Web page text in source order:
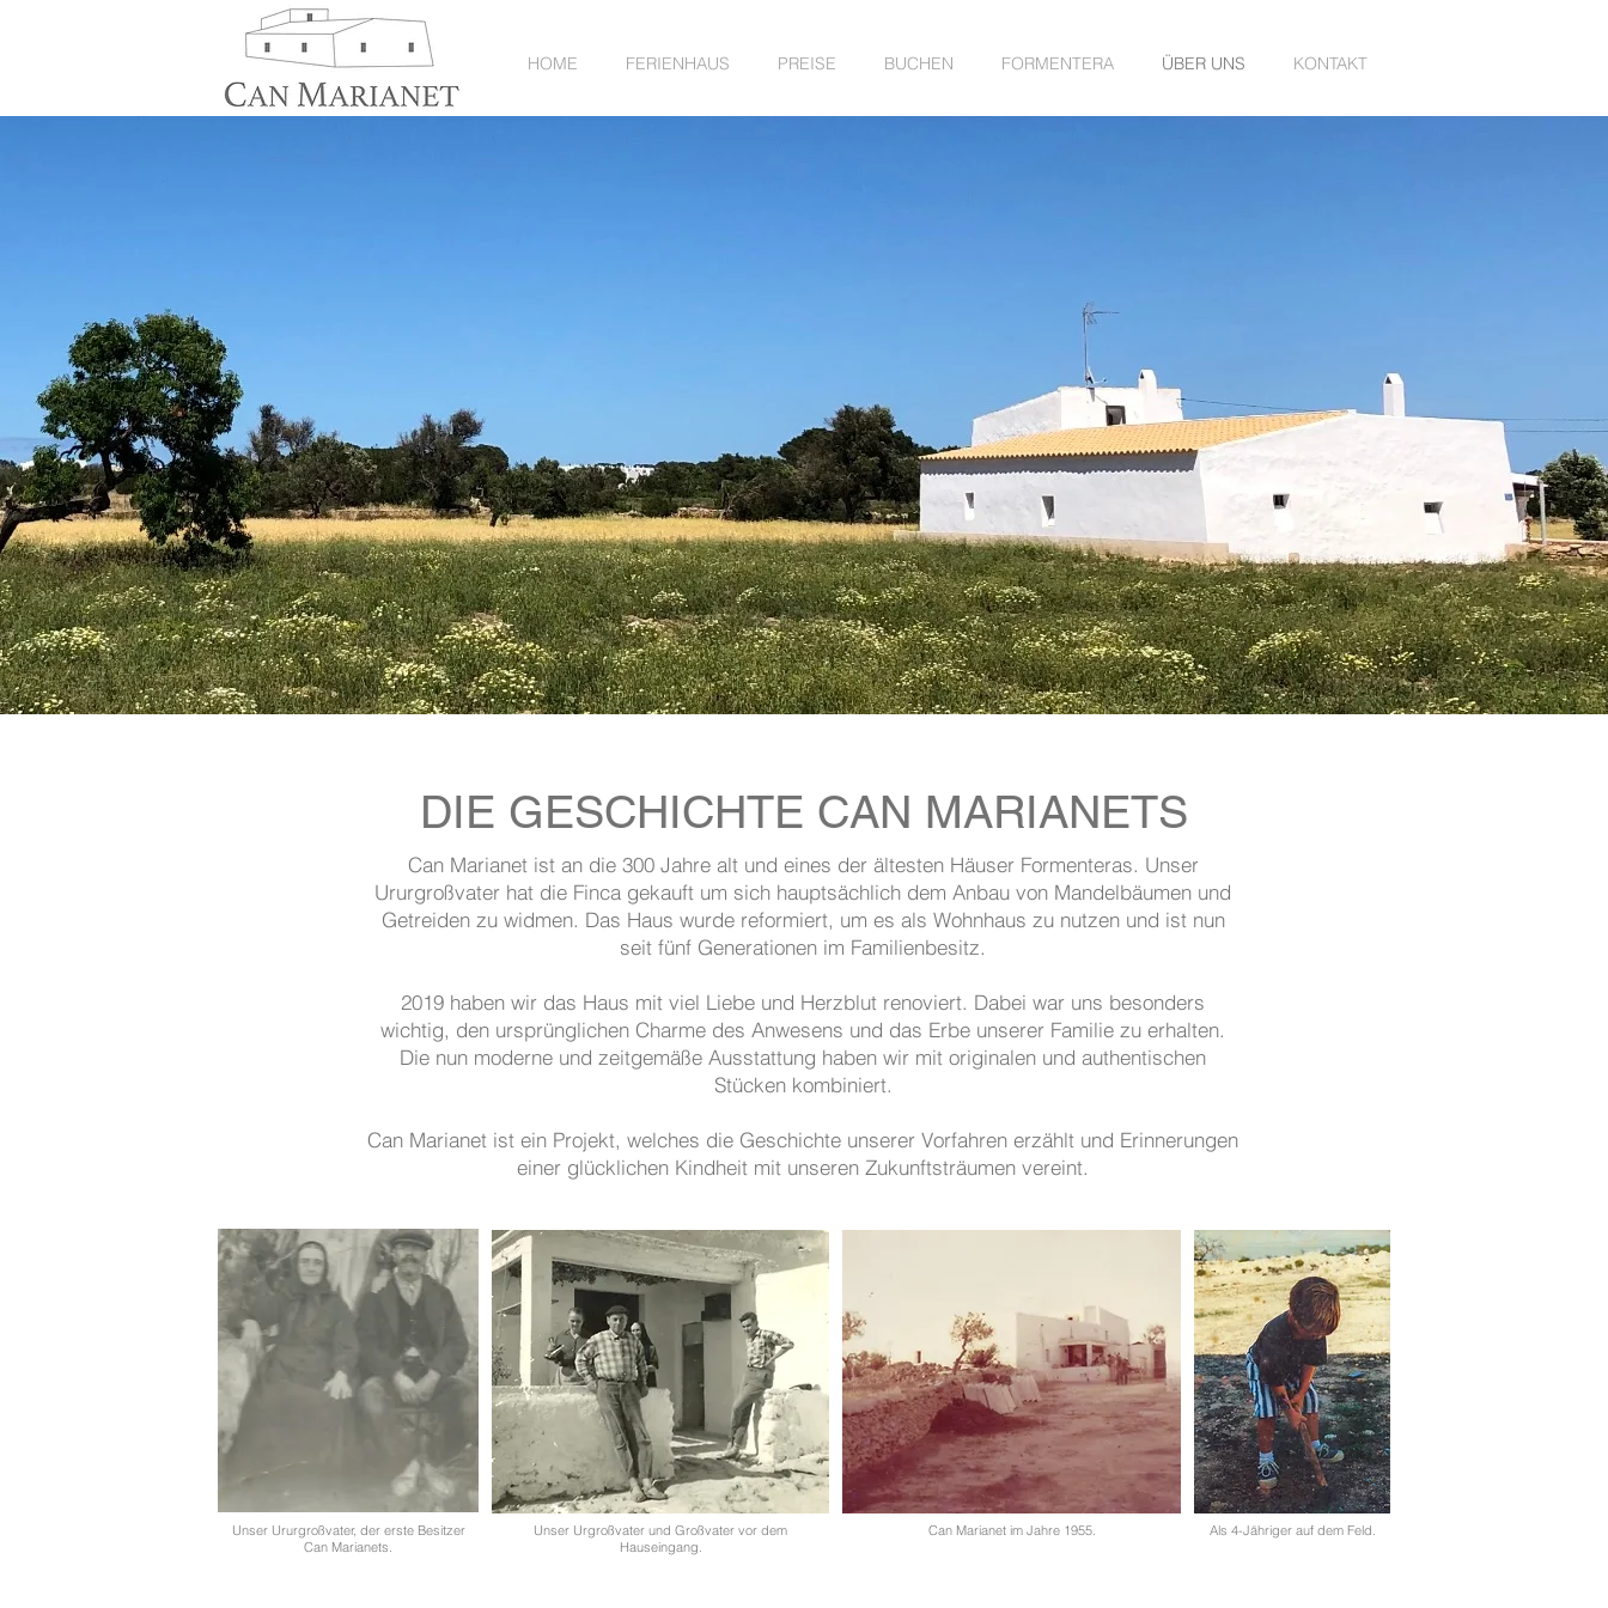
HOME FERIENHAUS PREISE BUCHEN FORMENTERA ÜBER UNS KONTAKT
DIE GESCHICHTE CAN MARIANETS
Can Marianet ist an die 300 Jahre alt und eines der ältesten Häuser Formenteras. Unser
Ururgroßvater hat die Finca gekauft um sich hauptsächlich dem Anbau von Mandelbäumen und
Getreiden zu widmen. Das Haus wurde reformiert, um es als Wohnhaus zu nutzen und ist nun
seit fünf Generationen im Familienbesitz.
2019 haben wir das Haus mit viel Liebe und Herzblut renoviert. Dabei war uns besonders
wichtig, den ursprünglichen Charme des Anwesens und das Erbe unserer Familie zu erhalten.
Die nun moderne und zeitgemäße Ausstattung haben wir mit originalen und authentischen
Stücken kombiniert.
Can Marianet ist ein Projekt, welches die Geschichte unserer Vorfahren erzählt und Erinnerungen
einer glücklichen Kindheit mit unseren Zukunftsträumen vereint.
Unser Ururgroßvater, der erste Besitzer
Can Marianets.
Unser Urgroßvater und Großvater vor dem
Hauseingang.
Can Marianet im Jahre 1955. Als 4-Jähriger auf dem Feld.